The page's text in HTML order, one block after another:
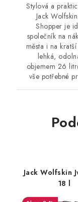
Stylová a
Jack
Shopper je
společník na
města i na kratší
lehká,
objemem 26
vše potřebné
Jack Wolfskin
18 l